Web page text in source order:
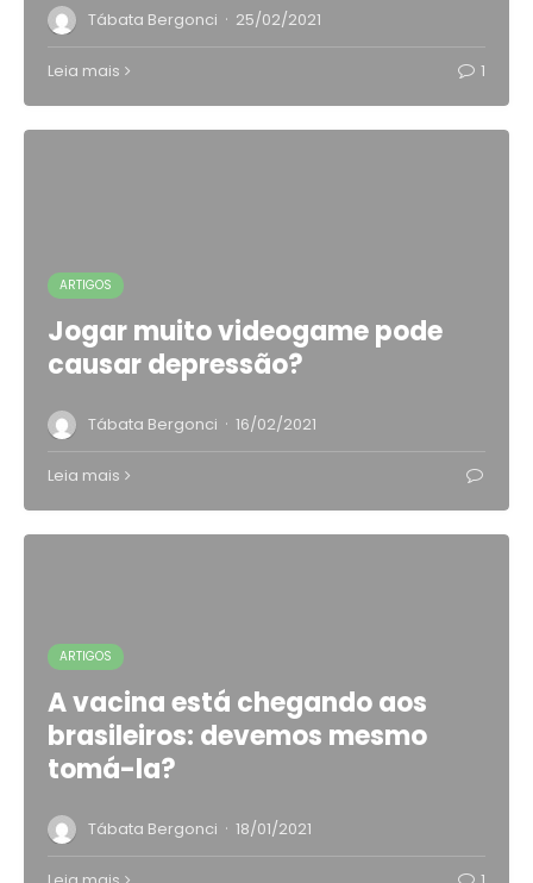
Tábata Bergonci · 25/02/2021
Leia mais 1
ARTIGOS
Jogar muito videogame pode
causar depressão?
Tábata Bergonci · 16/02/2021
Leia mais
ARTIGOS
A vacina está chegando aos
brasileiros: devemos mesmo
tomá-la?
Tábata Bergonci · 18/01/2021